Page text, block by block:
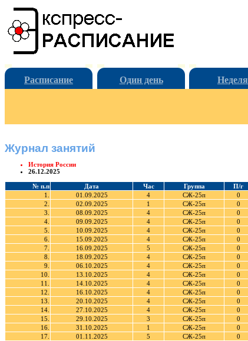
Расписание Один день Неделя
Журнал занятий
История России
26.12.2025
№ п.п Дата Час Группа П/г
1.
01.09.2025 4 СЖ-25п 0
2.
02.09.2025 1 СЖ-25п 0
3.
08.09.2025 4 СЖ-25п 0
4.
09.09.2025 4 СЖ-25п 0
5.
10.09.2025 4 СЖ-25п 0
6.
15.09.2025 4 СЖ-25п 0
7.
16.09.2025 5 СЖ-25п 0
8.
18.09.2025 4 СЖ-25п 0
9.
06.10.2025 4 СЖ-25п 0
10.
13.10.2025 4 СЖ-25п 0
11.
14.10.2025 4 СЖ-25п 0
12.
16.10.2025 4 СЖ-25п 0
13.
20.10.2025 4 СЖ-25п 0
14.
27.10.2025 4 СЖ-25п 0
15.
29.10.2025 3 СЖ-25п 0
16.
31.10.2025 1 СЖ-25п 0
17.
01.11.2025 5 СЖ-25п 0